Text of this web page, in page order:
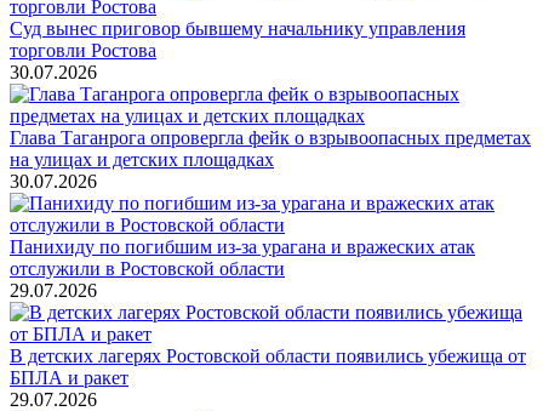
Суд вынес приговор бывшему начальнику управления
торговли Ростова
30.07.2026
Глава Таганрога опровергла фейк о взрывоопасных предметах
на улицах и детских площадках
30.07.2026
Панихиду по погибшим из-за урагана и вражеских атак
отслужили в Ростовской области
29.07.2026
В детских лагерях Ростовской области появились убежища от
БПЛА и ракет
29.07.2026